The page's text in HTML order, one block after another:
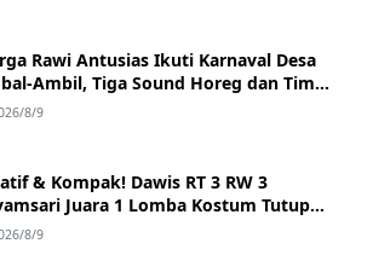
Rawi Antusias Ikuti Karnaval Desa
Ambil, Tiga Sound Horeg dan Tim
Ramaikan Acara
8/9
& Kompak! Dawis RT 3 RW 3
Juara 1 Lomba Kostum Tutup
dan Yel-yel
8/9